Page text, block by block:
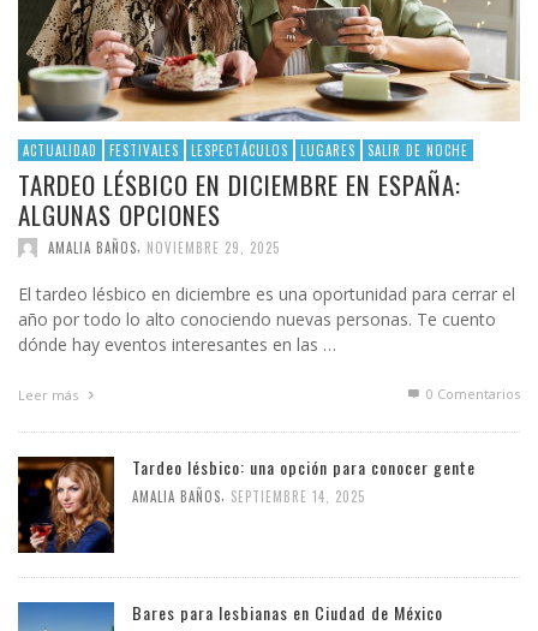
ACTUALIDAD FESTIVALES LESPECTÁCULOS LUGARES SALIR DE NOCHE
TARDEO LÉSBICO EN DICIEMBRE EN ESPAÑA:
ALGUNAS OPCIONES
AMALIA BAÑOS NOVIEMBRE 29, 2025
El tardeo lésbico en diciembre es una oportunidad para cerrar el
año por todo lo alto conociendo nuevas personas. Te cuento
dónde hay eventos interesantes en las …
Leer más 0 Comentarios
Tardeo lésbico: una opción para conocer gente
AMALIA BAÑOS SEPTIEMBRE 14, 2025
Bares para lesbianas en Ciudad de México